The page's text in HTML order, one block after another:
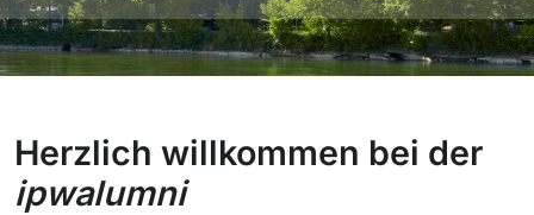
Herzlich willkommen bei der
ipwalumni